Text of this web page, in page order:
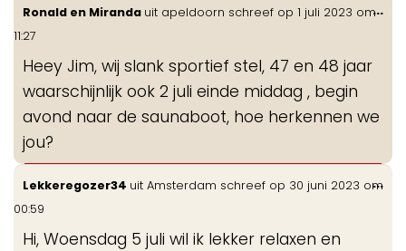
Ronald en Miranda uit apeldoorn schreef op 1 juli 2023 om
11:27
Heey Jim, wij slank sportief stel, 47 en 48 jaar
waarschijnlijk ook 2 juli einde middag , begin
avond naar de saunaboot, hoe herkennen we
jou?
...
Lekkeregozer34 uit Amsterdam schreef op 30 juni 2023 om
00:59
Hi, Woensdag 5 juli wil ik lekker relaxen en
...